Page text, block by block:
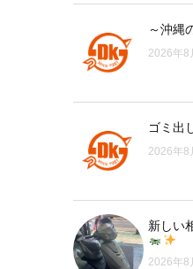
～沖縄
2026年8
ゴミ出
2026年8
新しい
2026年8